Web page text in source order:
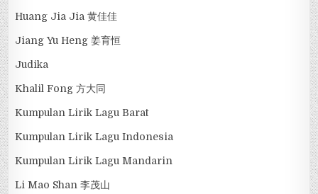
Huang Jia Jia 黄佳佳
Jiang Yu Heng 姜育恒
Judika
Khalil Fong 方大同
Kumpulan Lirik Lagu Barat
Kumpulan Lirik Lagu Indonesia
Kumpulan Lirik Lagu Mandarin
Li Mao Shan 李茂山